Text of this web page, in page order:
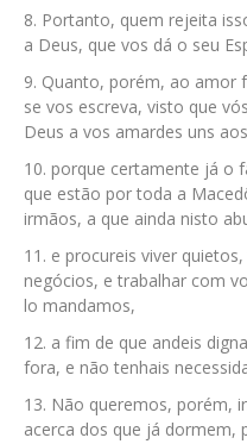
Portanto, quem rejeita
a Deus, que vos dá o seu
Quanto, porém, ao amor
se vos escreva, visto que
Deus a vos amardes uns
porque certamente já o
que estão por toda a
irmãos, a que ainda nisto
e procureis viver
negócios, e trabalhar com
lo mandamos,
a fim de que andeis
fora, e não tenhais
Não queremos, porém,
acerca dos que já dormem,